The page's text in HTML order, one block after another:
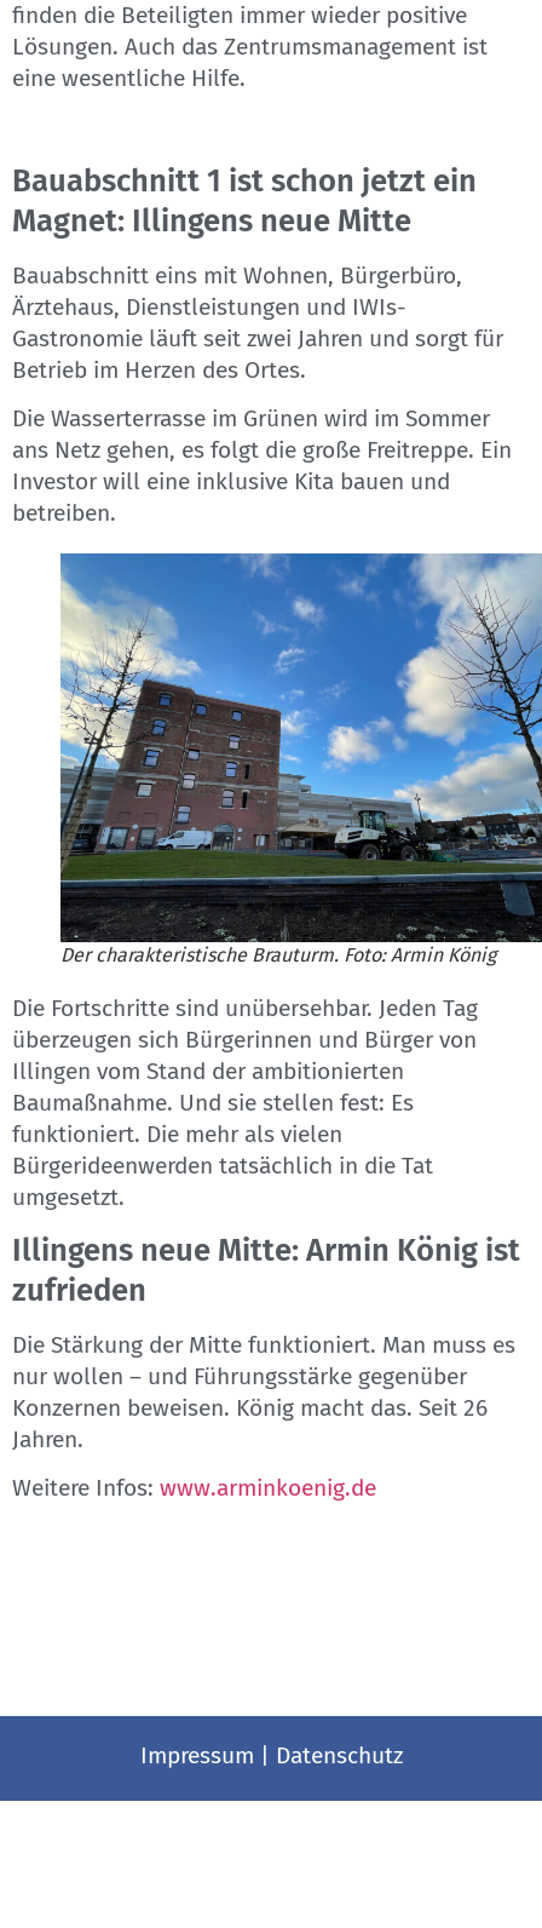
finden die Beteiligten immer wieder positive
Lösungen. Auch das Zentrumsmanagement ist
eine wesentliche Hilfe.
Bauabschnitt 1 ist schon jetzt ein
Magnet: Illingens neue Mitte
Bauabschnitt eins mit Wohnen, Bürgerbüro,
Ärztehaus, Dienstleistungen und IWIs-
Gastronomie läuft seit zwei Jahren und sorgt für
Betrieb im Herzen des Ortes.
Die Wasserterrasse im Grünen wird im Sommer
ans Netz gehen, es folgt die große Freitreppe. Ein
Investor will eine inklusive Kita bauen und
betreiben.
Der charakteristische Brauturm. Foto: Armin König
Die Fortschritte sind unübersehbar. Jeden Tag
überzeugen sich Bürgerinnen und Bürger von
Illingen vom Stand der ambitionierten
Baumaßnahme. Und sie stellen fest: Es
funktioniert. Die mehr als vielen
Bürgerideenwerden tatsächlich in die Tat
umgesetzt.
Illingens neue Mitte: Armin König ist
zufrieden
Die Stärkung der Mitte funktioniert. Man muss es
nur wollen – und Führungsstärke gegenüber
Konzernen beweisen. König macht das. Seit 26
Jahren.
Weitere Infos: www.arminkoenig.de
Impressum Datenschutz